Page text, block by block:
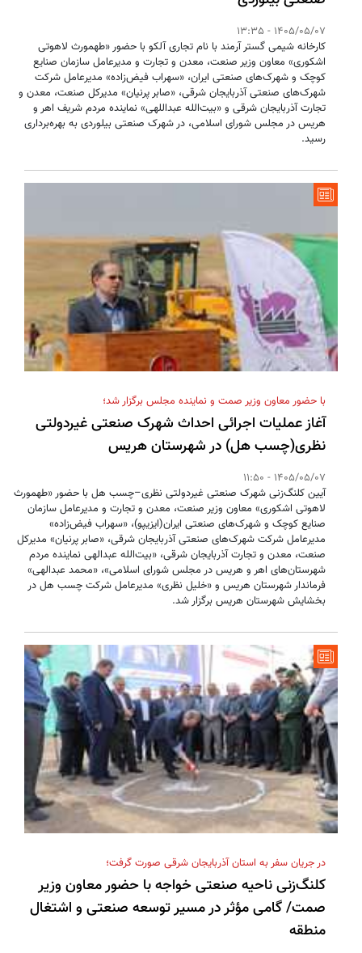
1405/05/07 - 13:35
کارخانه شیمی گستر آرمند با نام تجاری آلکو با حضور «طهمورث لاهوتی
اشکوری» معاون وزیر صنعت، معدن و تجارت و مدیرعامل سازمان صنایع
کوچک و شهرک‌های صنعتی ایران، «سهراب فیض‌زاده» مدیرعامل شرکت
شهرک‌های صنعتی آذربایجان شرقی، «صابر پرنیان» مدیرکل صنعت، معدن و
تجارت آذربایجان شرقی و «بیت‌الله عبداللهی» نماینده مردم شریف اهر و
هریس در مجلس شورای اسلامی، در شهرک صنعتی بیلوردی به بهره‌برداری
رسید.
با حضور معاون وزیر صمت و نماینده مجلس برگزار شد؛
آغاز عملیات اجرائی احداث شهرک صنعتی غیردولتی
نظری(چسب هل) در شهرستان هریس
1405/05/07 - 11:50
آیین کلنگ‌زنی شهرک صنعتی غیردولتی نظری–چسب هل با حضور «طهمورث
لاهوتی اشکوری» معاون وزیر صنعت، معدن و تجارت و مدیرعامل سازمان
صنایع کوچک و شهرک‌های صنعتی ایران(ایزیپو)، «سهراب فیض‌زاده»
مدیرعامل شرکت شهرک‌های صنعتی آذربایجان شرقی، «صابر پرنیان» مدیرکل
صنعت، معدن و تجارت آذربایجان شرقی، «بیت‌الله عبدالهی نماینده مردم
شهرستان‌های اهر و هریس در مجلس شورای اسلامی»، «محمد عبدالهی»
فرماندار شهرستان هریس و «خلیل نظری» مدیرعامل شرکت چسب هل در
بخشایش شهرستان هریس برگزار شد.
در جریان سفر به استان آذربایجان شرقی صورت گرفت؛
کلنگ‌زنی ناحیه صنعتی خواجه با حضور معاون وزیر
صمت/ گامی مؤثر در مسیر توسعه صنعتی و اشتغال
منطقه